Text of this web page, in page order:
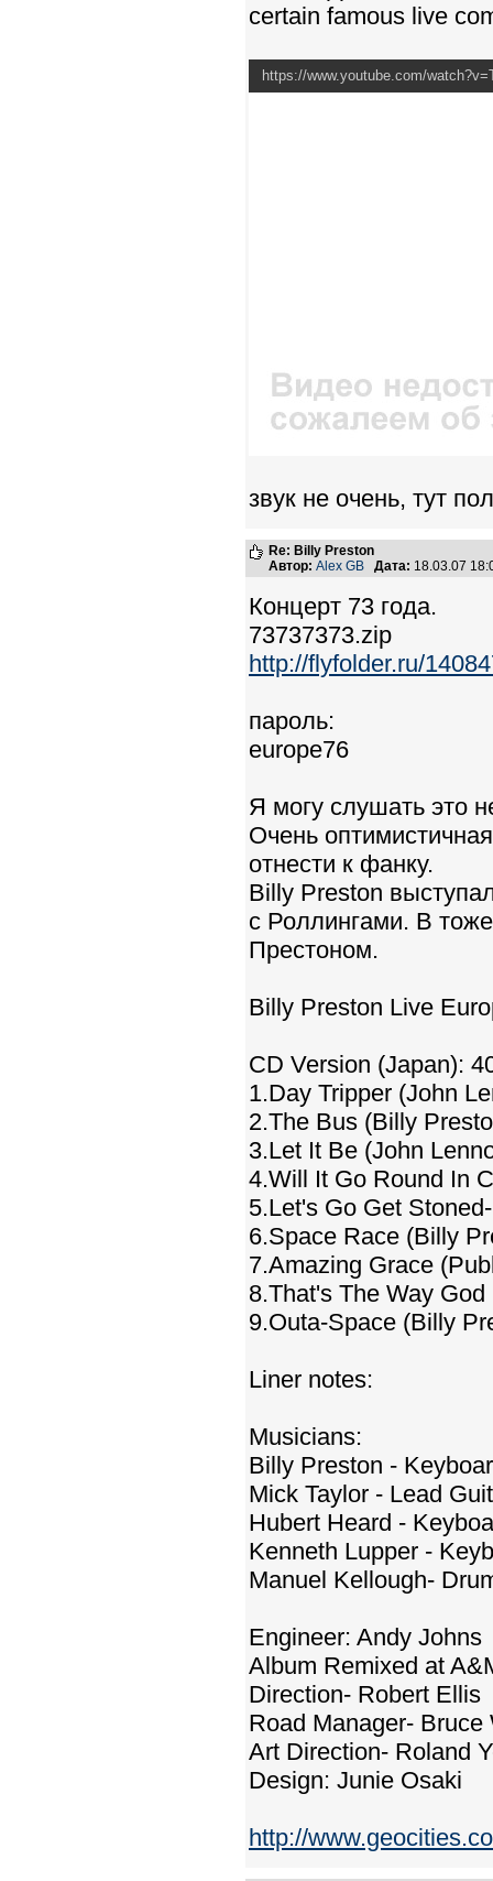
certain famous live
https://www.youtube.com/
звук не очень, тут
Re: Billy Preston
Автор: Alex GB Дата: 18.03.07
Концерт 73 года.
73737373.zip
http://flyfolder.ru/
пароль:
europe76
Я могу слушать это
Очень
отнести к фанку.
Billy Preston
с Роллингами. В
Престоном.
Billy Preston Live
CD Version (Japan):
1.Day Tripper (John
2.The Bus (Billy
3.Let It Be (John
4.Will It Go Round In
5.Let's Go Get
6.Space Race (Billy
7.Amazing Grace
8.That's The Way
9.Outa-Space (Billy
Liner notes:
Musicians:
Billy Preston -
Mick Taylor - Lead
Hubert Heard -
Kenneth Lupper -
Manuel Kellough-
Engineer: Andy Johns
Album Remixed at
Direction- Robert Ellis
Road Manager- Bruce
Art Direction- Roland
Design: Junie Osaki
http://